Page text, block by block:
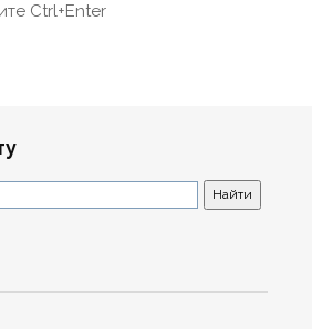
Ctrl+Enter